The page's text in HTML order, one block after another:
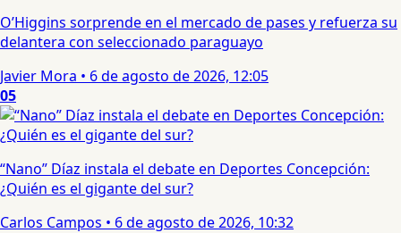
O’Higgins sorprende en el mercado de pases y refuerza su
delantera con seleccionado paraguayo
Javier Mora • 6 de agosto de 2026, 12:05
05
“Nano” Díaz instala el debate en Deportes Concepción:
¿Quién es el gigante del sur?
Carlos Campos • 6 de agosto de 2026, 10:32